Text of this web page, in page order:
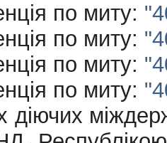
по миту:
по миту:
по миту:
по миту: